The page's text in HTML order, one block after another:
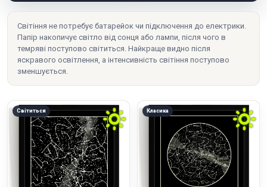
Світіння не потребує батарейок чи підключення до електрики.
Папір накопичує світло від сонця або лампи, після чого в
темряві поступово світиться. Найкраще видно після
яскравого освітлення, а інтенсивність світіння поступово
зменшується.
Світиться Класика